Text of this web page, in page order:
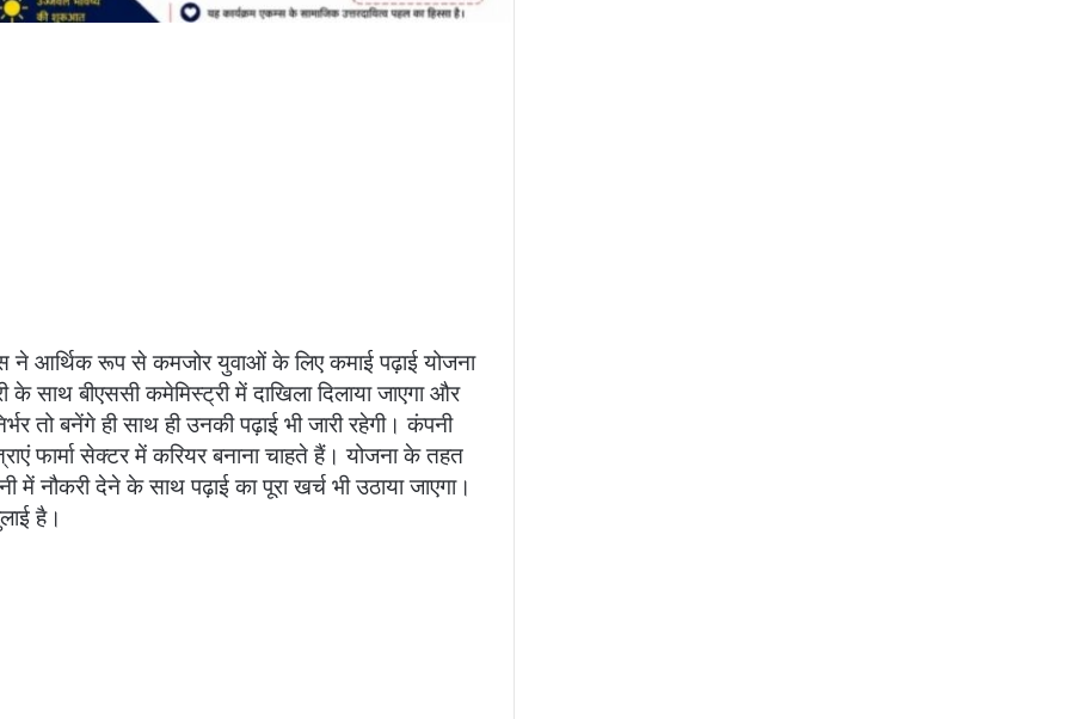
ने आर्थिक रूप से कमजोर युवाओं के लिए कमाई पढ़ाई योजना
बीएससी कमेमिस्ट्री में दाखिला दिलाया जाएगा और
तो बनेंगे ही साथ ही उनकी पढ़ाई भी जारी रहेगी। कंपनी
फार्मा सेक्टर में करियर बनाना चाहते हैं। योजना के तहत
नौकरी देने के साथ पढ़ाई का पूरा खर्च भी उठाया जाएगा।
है।